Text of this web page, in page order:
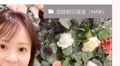
北陸朝日放送（HAB）